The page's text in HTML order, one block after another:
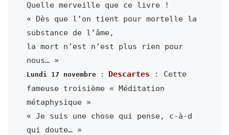
Quelle merveille que ce livre !
« Dès que l’on tient pour mortelle la
substance de l’âme,
la mort n’est n’est plus rien pour
nous… »
Lundi 17 novembre : Descartes : Cette
fameuse troisième « Méditation
métaphysique »
« Je suis une chose qui pense, c-à-d
qui doute… »